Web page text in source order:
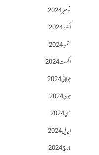
نومبر 2024
اکتوبر 2024
ستمبر 2024
اگست 2024
جولائی 2024
جون 2024
مئی 2024
اپریل 2024
مارچ 2024